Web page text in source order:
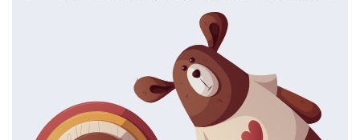
obrađeni. Prihvaćanjem ove Izjave smatra se da
slobodno i izričito dajete privolu za prikupljanje i daljnju
obradu Vaših osobnih podataka koje ustupate Mae.hr
putem ovih web stranica u svrhu odgovora i daljnje
komunikacije na Vaš upit poslan kroz kontakt obrazac.
Radi se o dobrovoljnom davanju podataka te ovu
Izjavu niste dužni prihvatiti odnosno niste dužni unositi
svoje osobne podatke u jednu od prijavnih